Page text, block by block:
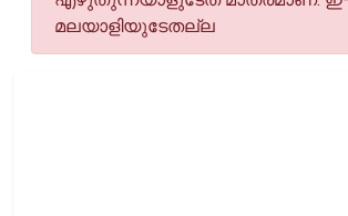
മലയാളിയുടേതല്ല